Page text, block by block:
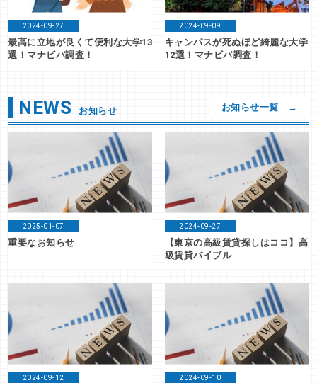
2024-09-27
最高に立地が良くて便利な大学13
選！マナビバ調査！
2024-09-09
キャンパスが死ぬほど綺麗な大学
12選！マナビバ調査！
NEWS お知らせ お知らせ一覧 →
2025-01-07
重要なお知らせ
2024-09-27
【東京の高級賃貸探しはココ】高
級賃貸バイブル
2024-09-12 2024-09-10